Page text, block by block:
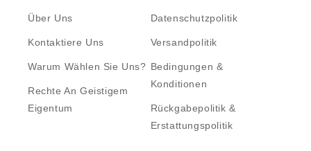
Über Uns
Kontaktiere Uns
Warum Wählen Sie Uns?
Rechte An Geistigem
Eigentum
Datenschutzpolitik
Versandpolitik
Bedingungen &
Konditionen
Rückgabepolitik &
Erstattungspolitik